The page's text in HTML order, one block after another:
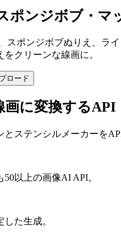
ポンジボブ・マ
スポンジボブぬりえ、ラ
をクリーンな線画に。
ロード
画に変換するAPI
とステンシルメーカーを
以上の画像AI API。
た生成。